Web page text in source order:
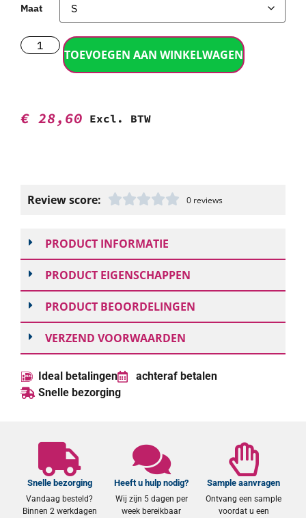
Maat
TOEVOEGEN AAN WINKELWAGEN
€ 28,60 Excl. BTW
Review score: 0 reviews
PRODUCT INFORMATIE
PRODUCT EIGENSCHAPPEN
PRODUCT BEOORDELINGEN
VERZEND VOORWAARDEN
Ideal betalingen
achteraf betalen
Snelle bezorging
Snelle bezorging
Vandaag besteld?
Binnen 2 werkdagen
Heeft u hulp nodig?
Wij zijn 5 dagen per
week bereikbaar
Sample aanvragen
Ontvang een sample
voordat u een